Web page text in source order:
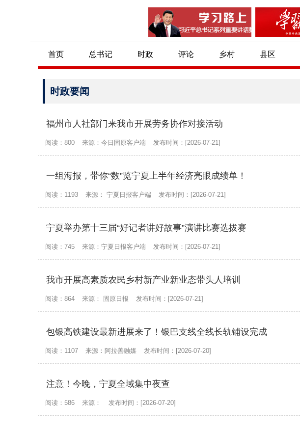
首页 总书记 时政 评论 乡村 县区
时政要闻
福州市人社部门来我市开展劳务协作对接活动
阅读：800 来源：今日固原客户端 发布时间：[2026-07-21]
一组海报，带你“数”览宁夏上半年经济亮眼成绩单！
阅读：1193 来源： 宁夏日报客户端 发布时间：[2026-07-21]
宁夏举办第十三届“好记者讲好故事”演讲比赛选拔赛
阅读：745 来源：宁夏日报客户端 发布时间：[2026-07-21]
我市开展高素质农民乡村新产业新业态带头人培训
阅读：864 来源： 固原日报 发布时间：[2026-07-21]
包银高铁建设最新进展来了！银巴支线全线长轨铺设完成
阅读：1107 来源：阿拉善融媒 发布时间：[2026-07-20]
注意！今晚，宁夏全域集中夜查
阅读：586 来源： 发布时间：[2026-07-20]
沙沟乡：扶贫小车间 脱贫大作为